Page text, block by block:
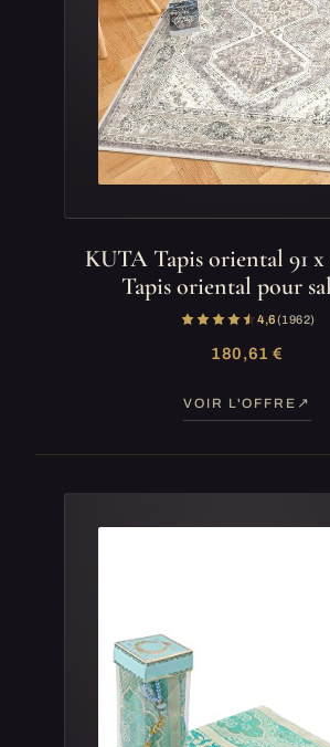
KUTA Tapis oriental 91 x
Tapis oriental pour
4,6(1 962)
180,61 €
VOIR L'OFFRE